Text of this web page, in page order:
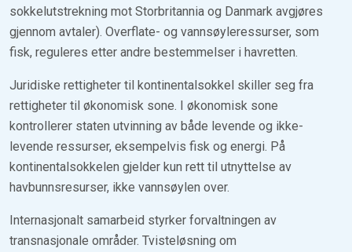
sokkelutstrekning mot Storbritannia og Danmark avgjøres
gjennom avtaler). Overflate- og vannsøyleressurser, som
fisk, reguleres etter andre bestemmelser i havretten.
Juridiske rettigheter til kontinentalsokkel skiller seg fra
rettigheter til økonomisk sone. I økonomisk sone
kontrollerer staten utvinning av både levende og ikke-
levende ressurser, eksempelvis fisk og energi. På
kontinentalsokkelen gjelder kun rett til utnyttelse av
havbunnsresurser, ikke vannsøylen over.
Internasjonalt samarbeid styrker forvaltningen av
transnasjonale områder. Tvisteløsning om